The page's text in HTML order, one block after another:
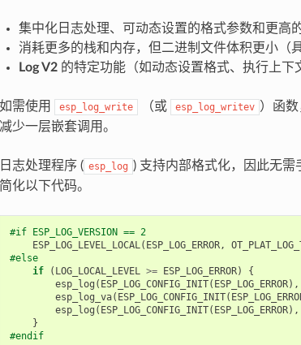
集中化日志处理、可动态设置的格式参数和更高
消耗更多的栈和内存，但二进制文件体积更小（
Log V2的特定功能（如动态设置格式、执行上下
如需使用 esp_log_write （或 esp_log_writev ）函
减少一层嵌套调用。
日志处理程序 ( esp_log ) 支持内部格式化，因此无
简化以下代码。
#if ESP_LOG_VERSION == 2
ESP_LOG_LEVEL_LOCAL( ESP_LOG_ERROR,
#else
if
( LOG_LOCAL_LEVEL >= ESP_LOG_ERROR)
{
esp_log ( ESP_LOG_CONFIG_INIT( ESP_LOG_ERROR),
esp_log_va( ESP_LOG_CONFIG_INIT(
esp_log ( ESP_LOG_CONFIG_INIT( ESP_LOG_ERROR),
}
#endif